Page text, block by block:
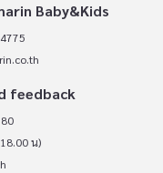
Baby&Kids
feedback
น)